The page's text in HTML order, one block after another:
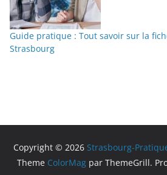
Guide pratique : Tout savoir sur la
Strasbourg
Copyright © 2026 Strasbourg-
Theme ColorMagpar ThemeGrill.